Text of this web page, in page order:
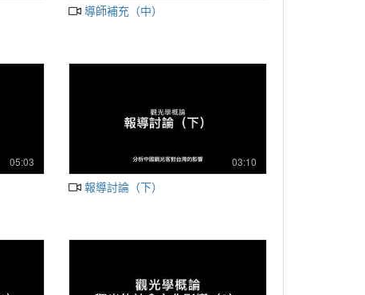
導師補充（中）
05:03 03:10
報導討論（下）